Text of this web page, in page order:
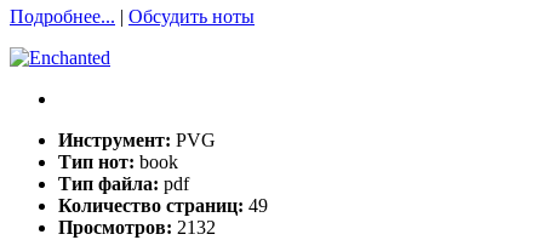
Подробнее... | Обсудить ноты
Инструмент: PVG
Тип нот: book
Тип файла: pdf
Количество страниц: 49
Просмотров: 2132